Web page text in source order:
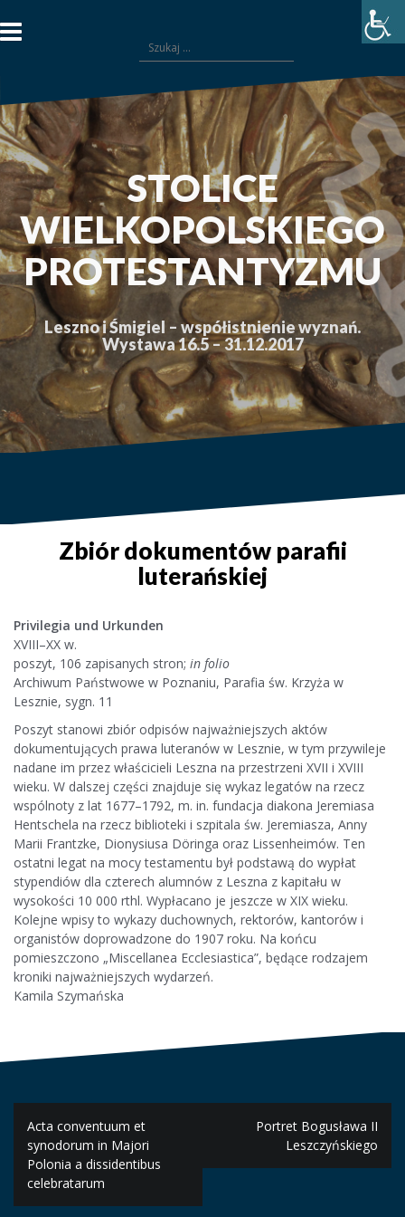
do
treści
Szukaj:
STOLICE
WIELKOPOLSKIEGO
PROTESTANTYZMU
Leszno i Śmigiel – współistnienie wyznań.
Wystawa 16.5 – 31.12.2017
Zbiór dokumentów parafii
luterańskiej
Privilegia und Urkunden
XVIII–XX w.
poszyt, 106 zapisanych stron; in folio
Archiwum Państwowe w Poznaniu, Parafia św. Krzyża w
Lesznie, sygn. 11
Poszyt stanowi zbiór odpisów najważniejszych aktów
dokumentujących prawa luteranów w Lesznie, w tym przywileje
nadane im przez właścicieli Leszna na przestrzeni XVII i XVIII
wieku. W dalszej części znajduje się wykaz legatów na rzecz
wspólnoty z lat 1677–1792, m. in. fundacja diakona Jeremiasa
Hentschela na rzecz biblioteki i szpitala św. Jeremiasza, Anny
Marii Frantzke, Dionysiusa Döringa oraz Lissenheimów. Ten
ostatni legat na mocy testamentu był podstawą do wypłat
stypendiów dla czterech alumnów z Leszna z kapitału w
wysokości 10 000 rthl. Wypłacano je jeszcze w XIX wieku.
Kolejne wpisy to wykazy duchownych, rektorów, kantorów i
organistów doprowadzone do 1907 roku. Na końcu
pomieszczono „Miscellanea Ecclesiastica”, będące rodzajem
kroniki najważniejszych wydarzeń.
Kamila Szymańska
Nawigacja
wpisu
Acta conventuum et
synodorum in Majori
Polonia a dissidentibus
celebratarum
Portret Bogusława II
Leszczyńskiego